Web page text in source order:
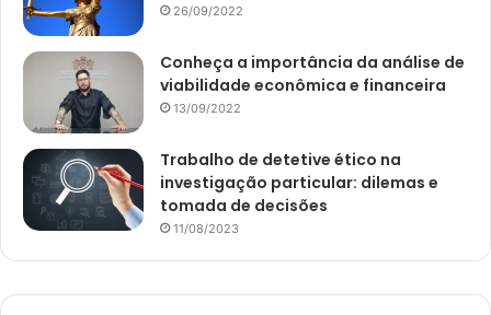
26/09/2022
Conheça a importância da análise de
viabilidade econômica e financeira
13/09/2022
Trabalho de detetive ético na
investigação particular: dilemas e
tomada de decisões
11/08/2023